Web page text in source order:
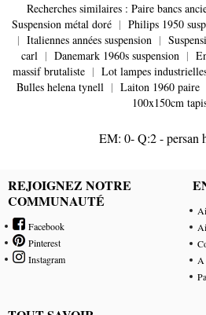
Recherches similaires : Paire bancs
Suspension métal doré | Philips 1950
| Italiennes années suspension |
carl | Danemark 1960s suspension |
massif brutaliste | Lot lampes
Bulles helena tynell | Laiton 1960 paire
100x150cm
EM: 0- Q:2 - persan
REJOIGNEZ NOTRE
COMMUNAUTÉ
Facebook
Pinterest
Instagram
A